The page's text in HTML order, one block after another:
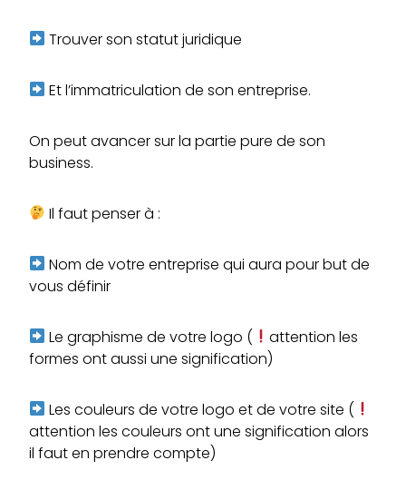
Trouver son statut juridique
Et l’immatriculation de son entreprise.
On peut avancer sur la partie pure de son
business.
Il faut penser à :
Nom de votre entreprise qui aura pour but de
vous définir
Le graphisme de votre logo (
attention les
formes ont aussi une signification)
Les couleurs de votre logo et de votre site (
attention les couleurs ont une signification alors
il faut en prendre compte)